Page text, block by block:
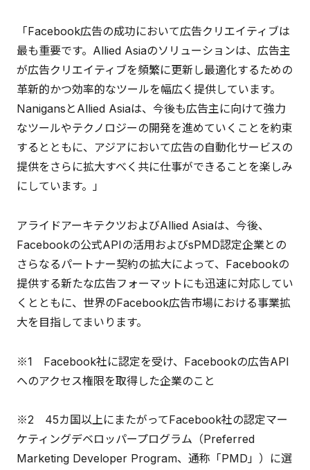
「Facebook広告の成功において広告クリエイティブは
最も重要です。Allied Asiaのソリューションは、広告主
が広告クリエイティブを頻繁に更新し最適化するための
革新的かつ効率的なツールを幅広く提供しています。
NanigansとAllied Asiaは、今後も広告主に向けて強力
なツールやテクノロジーの開発を進めていくことを約束
するとともに、アジアにおいて広告の自動化サービスの
提供をさらに拡大すべく共に仕事ができることを楽しみ
にしています。」
アライドアーキテクツおよびAllied Asiaは、今後、
Facebookの公式APIの活用およびsPMD認定企業との
さらなるパートナー契約の拡大によって、Facebookの
提供する新たな広告フォーマットにも迅速に対応してい
くとともに、世界のFacebook広告市場における事業拡
大を目指してまいります。
※1 Facebook社に認定を受け、Facebookの広告API
へのアクセス権限を取得した企業のこと
※2 45カ国以上にまたがってFacebook社の認定マー
ケティングデベロッパープログラム（Preferred
Marketing Developer Program、通称「PMD」）に選